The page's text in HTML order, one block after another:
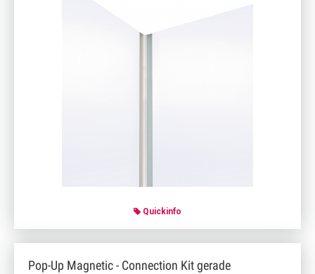
Quickinfo
Pop-Up Magnetic - Connection Kit gerade